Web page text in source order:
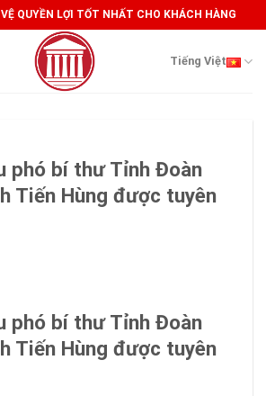
QUYỀN LỢI TỐT NHẤT CHO KHÁCH HÀNG
Tiếng Việt
phó bí thư Tỉnh Đoàn
Tiến Hùng được tuyên
phó bí thư Tỉnh Đoàn
Tiến Hùng được tuyên